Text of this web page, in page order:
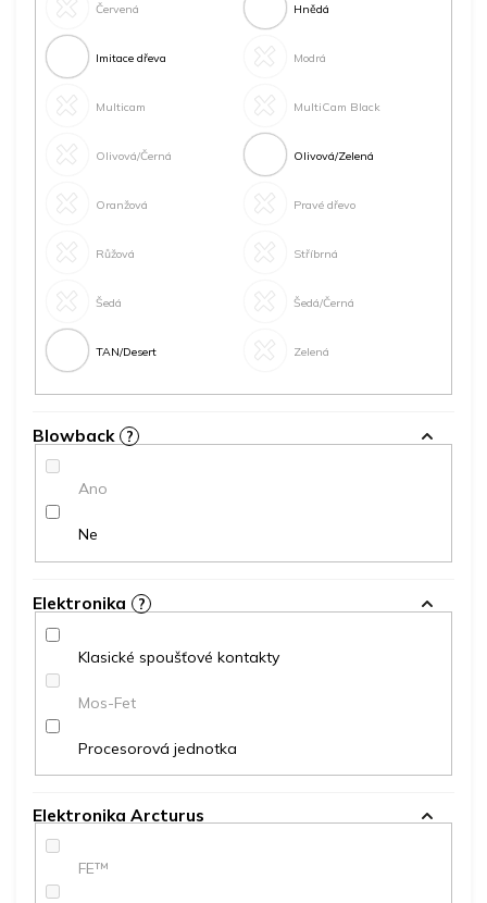
Červená Hnědá
Imitace dřeva Modrá
Multicam MultiCam Black
Olivová/Černá Olivová/Zelená
Oranžová Pravé dřevo
Růžová Stříbrná
Šedá Šedá/Černá
TAN/Desert Zelená
Blowback ?
Ano
Ne
Elektronika ?
Klasické spoušťové kontakty
Mos-Fet
Procesorová jednotka
Elektronika Arcturus
FE™